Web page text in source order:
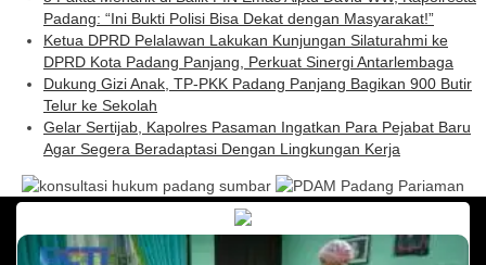
Padang: “Ini Bukti Polisi Bisa Dekat dengan Masyarakat!”
Ketua DPRD Pelalawan Lakukan Kunjungan Silaturahmi ke
DPRD Kota Padang Panjang, Perkuat Sinergi Antarlembaga
Dukung Gizi Anak, TP-PKK Padang Panjang Bagikan 900 Butir
Telur ke Sekolah
Gelar Sertijab, Kapolres Pasaman Ingatkan Para Pejabat Baru
Agar Segera Beradaptasi Dengan Lingkungan Kerja